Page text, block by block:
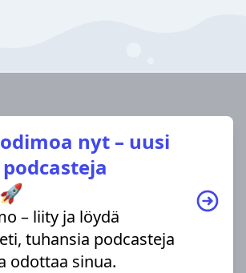
nyt – uusi
– liity ja löydä
tuhansia podcasteja
odottaa sinua.